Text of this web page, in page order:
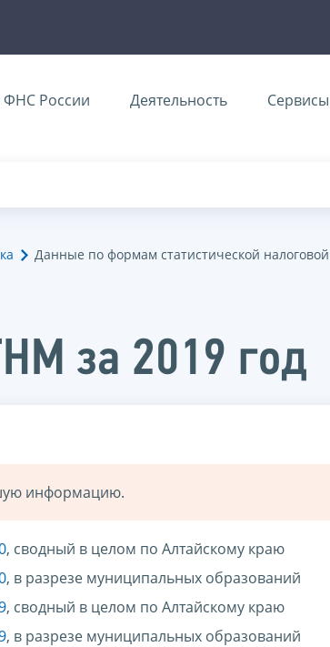
ФНС России Деятельность Сервисы
Данные по формам статистической
за 2019 год
информацию.
, сводный в целом по Алтайскому краю
, в разрезе муниципальных образований
, сводный в целом по Алтайскому краю
, в разрезе муниципальных образований